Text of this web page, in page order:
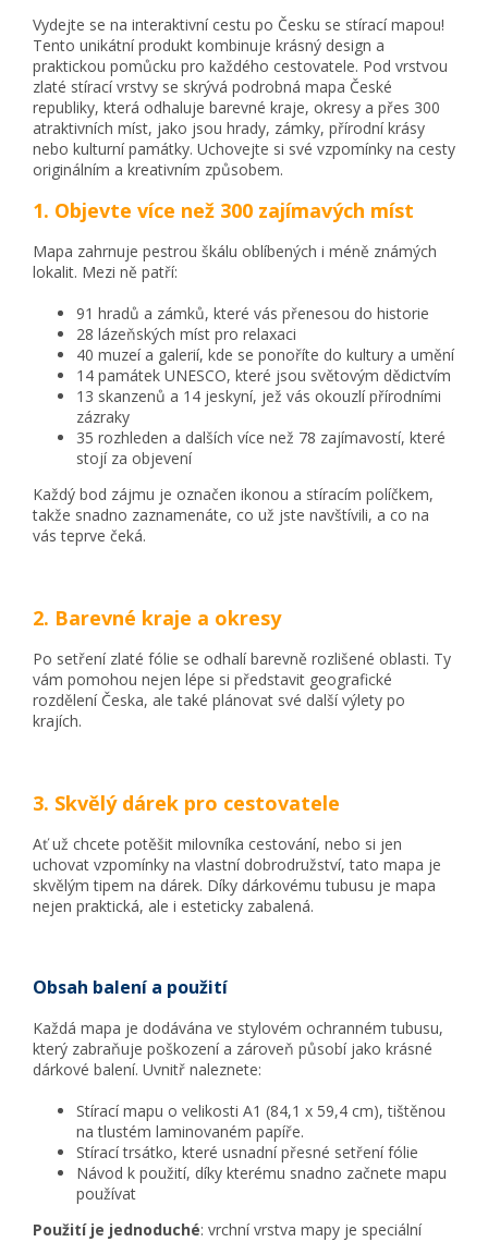
Vydejte se na interaktivní cestu po Česku se stírací mapou!
Tento unikátní produkt kombinuje krásný design a
praktickou pomůcku pro každého cestovatele. Pod vrstvou
zlaté stírací vrstvy se skrývá podrobná mapa České
republiky, která odhaluje barevné kraje, okresy a přes 300
atraktivních míst, jako jsou hrady, zámky, přírodní krásy
nebo kulturní památky. Uchovejte si své vzpomínky na cesty
originálním a kreativním způsobem.
1. Objevte více než 300 zajímavých míst
Mapa zahrnuje pestrou škálu oblíbených i méně známých
lokalit. Mezi ně patří:
91 hradů a zámků, které vás přenesou do historie
28 lázeňských míst pro relaxaci
40 muzeí a galerií, kde se ponoříte do kultury a umění
14 památek UNESCO, které jsou světovým dědictvím
13 skanzenů a 14 jeskyní, jež vás okouzlí přírodními
zázraky
35 rozhleden a dalších více než 78 zajímavostí, které
stojí za objevení
Každý bod zájmu je označen ikonou a stíracím políčkem,
takže snadno zaznamenáte, co už jste navštívili, a co na
vás teprve čeká.
2. Barevné kraje a okresy
Po setření zlaté fólie se odhalí barevně rozlišené oblasti. Ty
vám pomohou nejen lépe si představit geografické
rozdělení Česka, ale také plánovat své další výlety po
krajích.
3. Skvělý dárek pro cestovatele
Ať už chcete potěšit milovníka cestování, nebo si jen
uchovat vzpomínky na vlastní dobrodružství, tato mapa je
skvělým tipem na dárek. Díky dárkovému tubusu je mapa
nejen praktická, ale i esteticky zabalená.
Obsah balení a použití
Každá mapa je dodávána ve stylovém ochranném tubusu,
který zabraňuje poškození a zároveň působí jako krásné
dárkové balení. Uvnitř naleznete:
Stírací mapu o velikosti A1 (84,1 x 59,4 cm), tištěnou
na tlustém laminovaném papíře.
Stírací trsátko, které usnadní přesné setření fólie
Návod k použití, díky kterému snadno začnete mapu
používat
Použití je jednoduché: vrchní vrstva mapy je speciální